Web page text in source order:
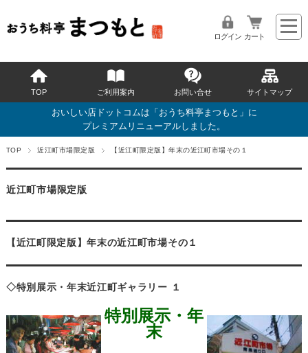
ログイン カート
TOP ご利用案内 お問い合せ サイトマップ
おいしい店ドットコムは「おうち料亭まつもと」に
プレミアムリニューアルしました。
TOP 近江町市場限定版 【近江町限定版】年末の近江町市場その１
近江町市場限定版
【近江町限定版】年末の近江町市場その１
◇特別展示・年末近江町ギャラリー １
特別展示・年
末